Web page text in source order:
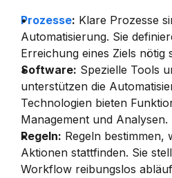
Prozesse: Klare Prozesse
Automatisierung. Sie
Erreichung eines Ziels nötig
Software: Spezielle Tools
unterstützen die
Technologien bieten
Management und Analysen.
Regeln: Regeln bestimmen,
Aktionen stattfinden. Sie
Workflow reibungslos